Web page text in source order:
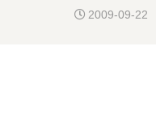
2009-09-22